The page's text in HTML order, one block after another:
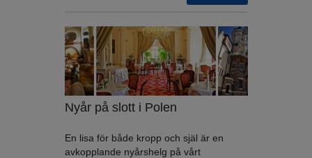
Nyår på slott i Polen
En lisa för både kropp och själ är en
avkopplande nyårshelg på vårt